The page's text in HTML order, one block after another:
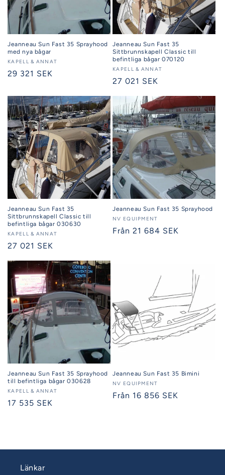
Jeanneau Sun Fast 35 Sprayhood
med nya bågar
Säljare:
KAPELL & ANNAT
Ordinarie
29 321 SEK
Jeanneau Sun Fast 35
Sittbrunnskapell Classic till
befintliga bågar 070120
Säljare:
KAPELL & ANNAT
Ordinarie
27 021 SEK
Jeanneau Sun Fast 35
Sittbrunnskapell Classic till
befintliga bågar 030630
Säljare:
KAPELL & ANNAT
Ordinarie
27 021 SEK
Jeanneau Sun Fast 35 Sprayhood
Säljare:
NV EQUIPMENT
Ordinarie
Från 21 684 SEK
Jeanneau Sun Fast 35 Sprayhood
till befintliga bågar 030628
Säljare:
KAPELL & ANNAT
Ordinarie
17 535 SEK
Jeanneau Sun Fast 35 Bimini
Säljare:
NV EQUIPMENT
Ordinarie
Från 16 856 SEK
Länkar